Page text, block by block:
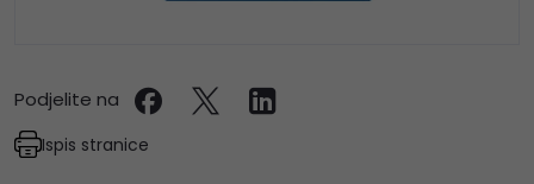
Podjelite na
Ispis stranice